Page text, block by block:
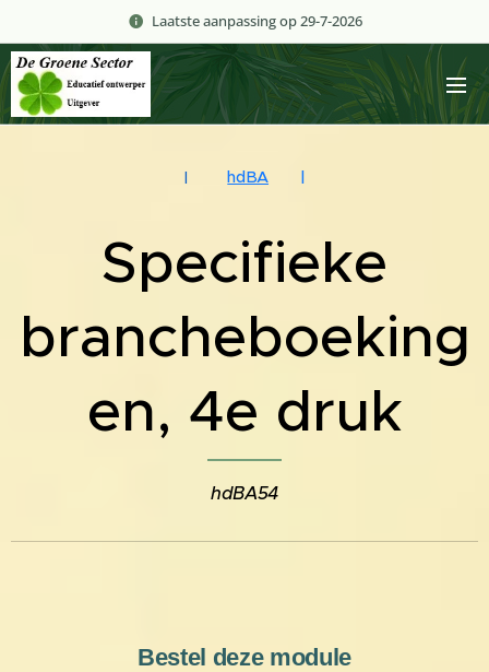
Laatste aanpassing op 29-7-2026
| hdBA |
Specifieke
brancheboeking
en, 4e druk
hdBA54
Bestel deze module